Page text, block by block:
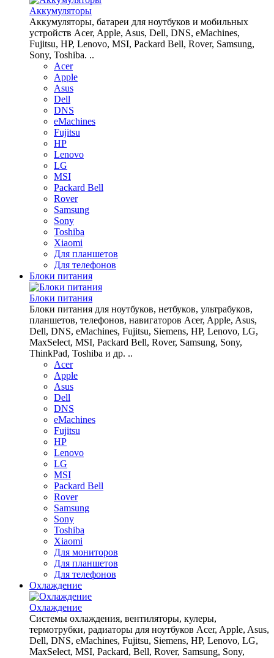
Аккумуляторы
Аккумуляторы, батареи для ноутбуков и мобильных
устройств Acer, Apple, Asus, Dell, DNS, eMachines,
Fujitsu, HP, Lenovo, MSI, Packard Bell, Rover, Samsung,
Sony, Toshiba. ..
Acer
Apple
Asus
Dell
DNS
eMachines
Fujitsu
HP
Lenovo
LG
MSI
Packard Bell
Rover
Samsung
Sony
Toshiba
Xiaomi
Для планшетов
Для телефонов
Блоки питания
Блоки питания
Блоки питания для ноутбуков, нетбуков, ультрабуков,
планшетов, телефонов, навигаторов Acer, Apple, Asus,
Dell, DNS, eMachines, Fujitsu, Siemens, HP, Lenovo, LG,
MaxSelect, MSI, Packard Bell, Rover, Samsung, Sony,
ThinkPad, Toshiba и др. ..
Acer
Apple
Asus
Dell
DNS
eMachines
Fujitsu
HP
Lenovo
LG
MSI
Packard Bell
Rover
Samsung
Sony
Toshiba
Xiaomi
Для мониторов
Для планшетов
Для телефонов
Охлаждение
Охлаждение
Системы охлаждения, вентиляторы, кулеры,
термотрубки, радиаторы для ноутбуков Acer, Apple, Asus,
Dell, DNS, eMachines, Fujitsu, Siemens, HP, Lenovo, LG,
MaxSelect, MSI, Packard, Bell, Rover, Samsung, Sony,